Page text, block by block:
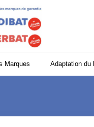
Marques Adaptation du